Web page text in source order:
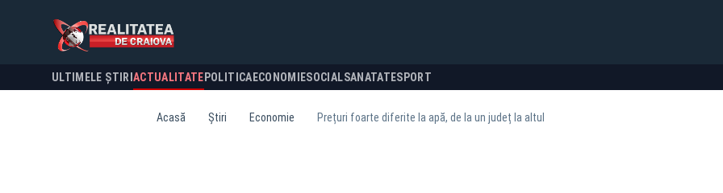
ULTIMELE ȘTIRI ACTUALITATE POLITICA ECONOMIESOCIALSANATATESPORT
Acasă Știri Economie Prețuri foarte diferite la apă, de la un județ la altul